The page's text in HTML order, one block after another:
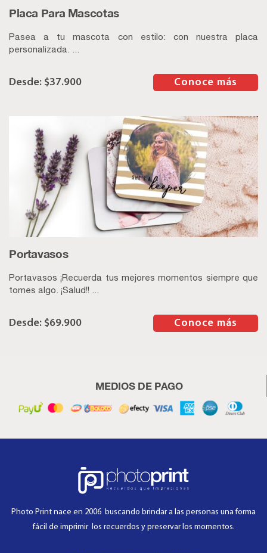
Placa Para Mascotas
Pasea a tu mascota con estilo: con nuestra placa
personalizada. ...
$37.900 Conoce más
Portavasos
Portavasos ¡Recuerda tus mejores momentos siempre que
tomes algo. ¡Salud!! ...
$69.900 Conoce más
MEDIOS DE PAGO
Photo Print nace en 2006 buscando brindar a las personas una forma
fácil de imprimir los recuerdos y preservar los momentos.